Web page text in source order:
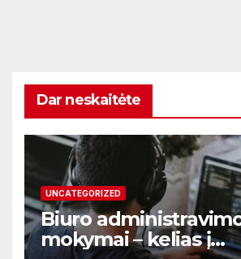
Dar neskaitėte
UNCATEGORIZED
Biuro
mokymai – kelias į